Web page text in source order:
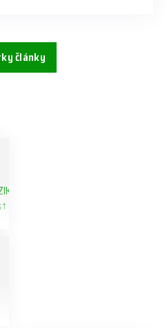
články